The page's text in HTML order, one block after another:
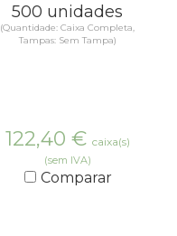
500 unidades
(Quantidade: Caixa Completa,
Tampas: Sem Tampa)
122,40 € caixa(s)
(sem IVA)
Comparar